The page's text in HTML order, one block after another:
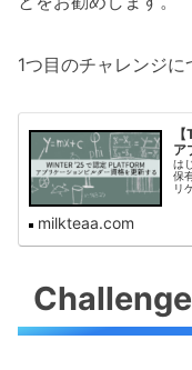
1つ目のチャレンジに
ア
は
保
リ
milkteaa.com